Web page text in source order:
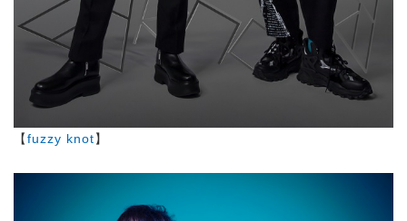
【fuzzy knot】